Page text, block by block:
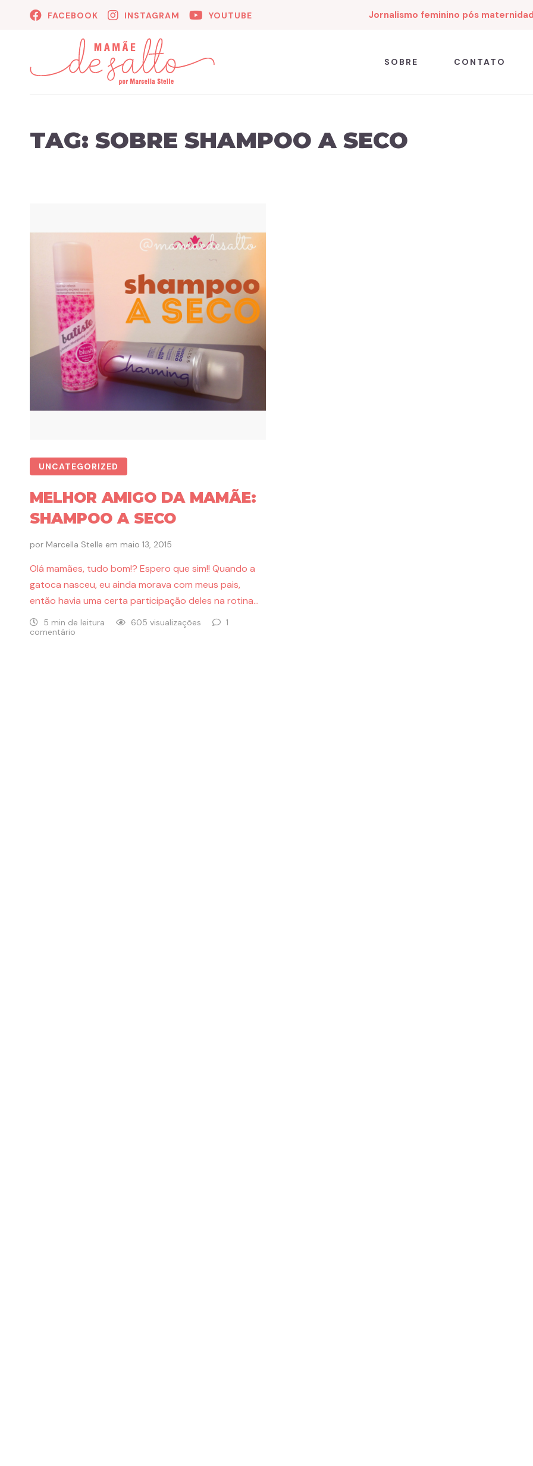
FACEBOOK INSTAGRAM YOUTUBE Jornalismo feminino pós
SOBRE CONTATO
TAG: SOBRE SHAMPOO A SECO
UNCATEGORIZED
MELHOR AMIGO DA MAMÃE:
SHAMPOO A SECO
por Marcella Stelle em maio 13, 2015
Olá mamães, tudo bom!? Espero que sim!! Quando a
gatoca nasceu, eu ainda morava com meus pais,
então havia uma certa participação deles na rotina…
5 min de leitura 605 visualizações
1
comentário